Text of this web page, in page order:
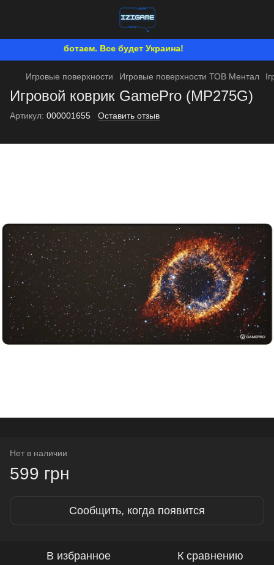
Мы работаем. Все будет Украина!
Игровые поверхности Игровые поверхности ТОВ Ментал
Игровой коврик GamePro (MP275G)
Артикул: 000001655 Оставить отзыв
Нет в наличии
599 грн
Сообщить, когда появится
В избранное К сравнению